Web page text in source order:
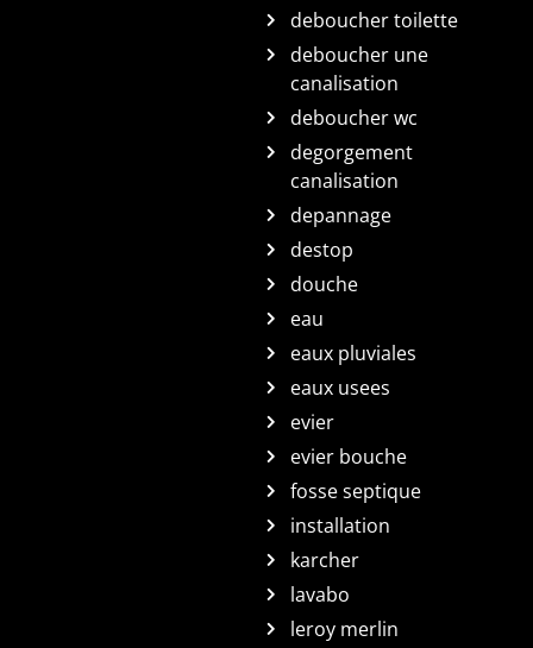
deboucher toilette
deboucher une
canalisation
deboucher wc
degorgement
canalisation
depannage
destop
douche
eau
eaux pluviales
eaux usees
evier
evier bouche
fosse septique
installation
karcher
lavabo
leroy merlin